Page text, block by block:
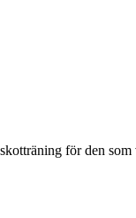
för den